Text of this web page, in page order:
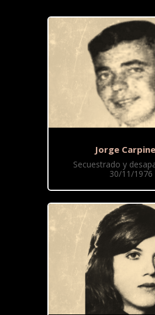
Jorge
Secuestrado y
30/11/1976